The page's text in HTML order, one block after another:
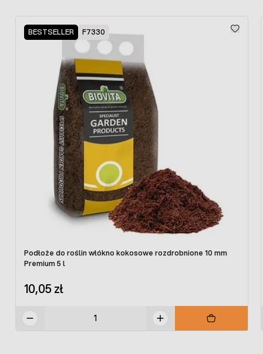
BESTSELLER F7330
Podłoże do roślin włókno kokosowe rozdrobnione 10 mm
Premium 5 l
10,05 zł